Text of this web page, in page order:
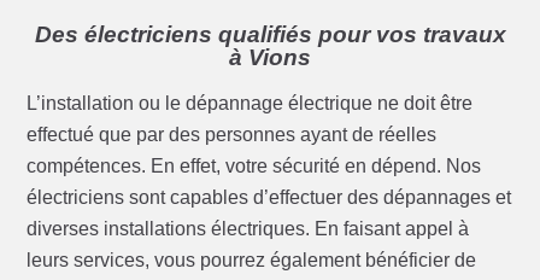
Des électriciens qualifiés pour vos travaux
à Vions
L’installation ou le dépannage électrique ne doit être
effectué que par des personnes ayant de réelles
compétences. En effet, votre sécurité en dépend. Nos
électriciens sont capables d’effectuer des dépannages et
diverses installations électriques. En faisant appel à
leurs services, vous pourrez également bénéficier de